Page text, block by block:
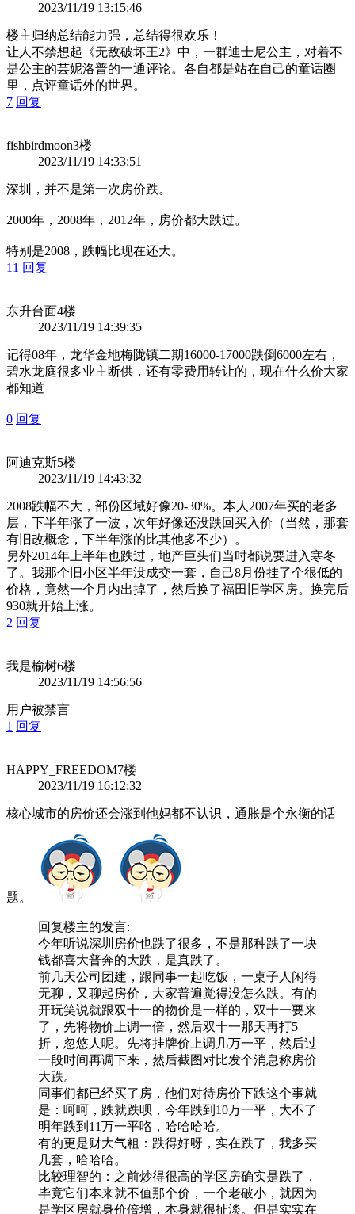
2023/11/19 13:15:46
楼主归纳总结能力强，总结得很欢乐！
让人不禁想起《无敌破坏王2》中，一群迪士尼公主，对着不
是公主的芸妮洛普的一通评论。各自都是站在自己的童话圈
里，点评童话外的世界。
7 回复
fishbirdmoon3楼
2023/11/19 14:33:51
深圳，并不是第一次房价跌。
2000年，2008年，2012年，房价都大跌过。
特别是2008，跌幅比现在还大。
11 回复
东升台面4楼
2023/11/19 14:39:35
记得08年，龙华金地梅陇镇二期16000-17000跌倒6000左右，
碧水龙庭很多业主断供，还有零费用转让的，现在什么价大家
都知道
0 回复
阿迪克斯5楼
2023/11/19 14:43:32
2008跌幅不大，部份区域好像20-30%。本人2007年买的老多
层，下半年涨了一波，次年好像还没跌回买入价（当然，那套
有旧改概念，下半年涨的比其他多不少）。
另外2014年上半年也跌过，地产巨头们当时都说要进入寒冬
了。我那个旧小区半年没成交一套，自己8月份挂了个很低的
价格，竟然一个月内出掉了，然后换了福田旧学区房。换完后
930就开始上涨。
2 回复
我是榆树6楼
2023/11/19 14:56:56
用户被禁言
1 回复
HAPPY_FREEDOM7楼
2023/11/19 16:12:32
核心城市的房价还会涨到他妈都不认识，通胀是个永衡的话
题。
回复楼主的发言:
今年听说深圳房价也跌了很多，不是那种跌了一块
钱都喜大普奔的大跌，是真跌了。
前几天公司团建，跟同事一起吃饭，一桌子人闲得
无聊，又聊起房价，大家普遍觉得没怎么跌。有的
开玩笑说就跟双十一的物价是一样的，双十一要来
了，先将物价上调一倍，然后双十一那天再打5
折，忽悠人呢。先将挂牌价上调几万一平，然后过
一段时间再调下来，然后截图对比发个消息称房价
大跌。
同事们都已经买了房，他们对待房价下跌这个事就
是：呵呵，跌就跌呗，今年跌到10万一平，大不了
明年跌到11万一平咯，哈哈哈哈。
有的更是财大气粗：跌得好呀，实在跌了，我多买
几套，哈哈哈。
比较理智的：之前炒得很高的学区房确实是跌了，
毕竟它们本来就不值那个价，一个老破小，就因为
是学区房就身价倍增，本身就很扯淡。但是实实在